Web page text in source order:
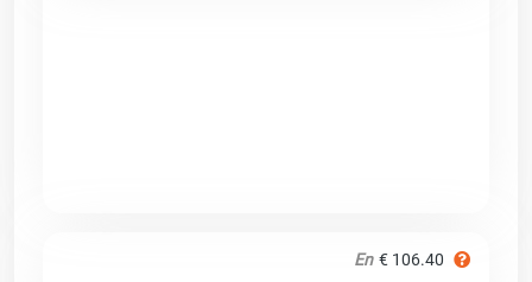
En € 106.40